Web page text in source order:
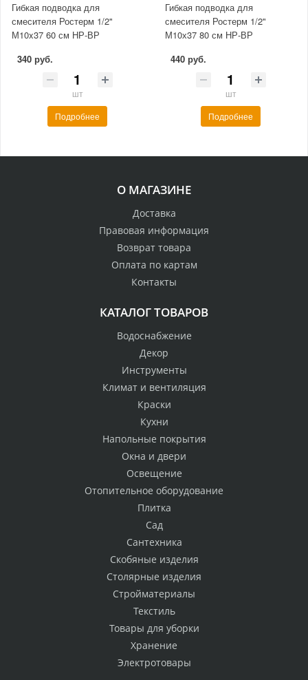
Гибкая подводка для
смесителя Ростерм 1/2"
М10x37 60 см НР-ВР
340 руб.
шт
Подробнее
Гибкая подводка для
смесителя Ростерм 1/2"
М10х37 80 см НР-ВР
440 руб.
шт
Подробнее
О МАГАЗИНЕ
Доставка
Правовая информация
Возврат товара
Оплата по картам
Контакты
КАТАЛОГ ТОВАРОВ
Водоснабжение
Декор
Инструменты
Климат и вентиляция
Краски
Кухни
Напольные покрытия
Окна и двери
Освещение
Отопительное оборудование
Плитка
Сад
Сантехника
Скобяные изделия
Столярные изделия
Стройматериалы
Текстиль
Товары для уборки
Хранение
Электротовары